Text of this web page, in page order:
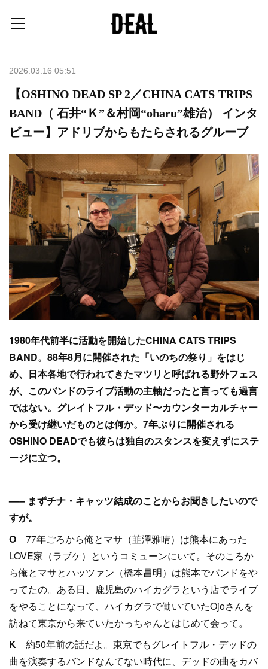
2026.03.16 05:51
【OSHINO DEAD SP 2／CHINA CATS TRIPS
BAND（ 石井“Ｋ”＆村岡“oharu”雄治） インタ
ビュー】アドリブからもたらされるグルーブ
1980年代前半に活動を開始したCHINA CATS TRIPS
BAND。88年8月に開催された「いのちの祭り」をはじ
め、日本各地で行われてきたマツリと呼ばれる野外フェス
が、このバンドのライブ活動の主軸だったと言っても過言
ではない。グレイトフル・デッド〜カウンターカルチャー
から受け継いだものとは何か。7年ぶりに開催される
OSHINO DEADでも彼らは独自のスタンスを変えずにステ
ージに立つ。
––– まずチナ・キャッツ結成のことからお聞きしたいので
すが。
O 77年ごろから俺とマサ（韮澤雅晴）は熊本にあった
LOVE家（ラブケ）というコミューンにいて。そのころか
ら俺とマサとハッツァン（橋本昌明）は熊本でバンドをや
ってたの。ある日、鹿児島のハイカグラという店でライブ
をやることになって、ハイカグラで働いていたOjoさんを
訪ねて東京から来ていたかっちゃんとはじめて会って。
K 約50年前の話だよ。東京でもグレイトフル・デッドの
曲を演奏するバンドなんてない時代に、デッドの曲をカバ